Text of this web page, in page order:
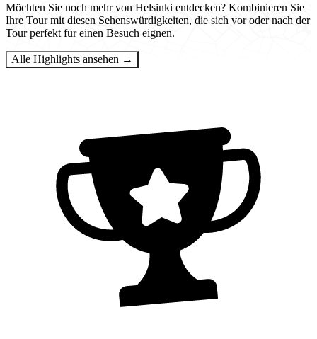
Möchten Sie noch mehr von Helsinki entdecken? Kombinieren Sie
Ihre Tour mit diesen Sehenswürdigkeiten, die sich vor oder nach der
Tour perfekt für einen Besuch eignen.
Alle Highlights ansehen →